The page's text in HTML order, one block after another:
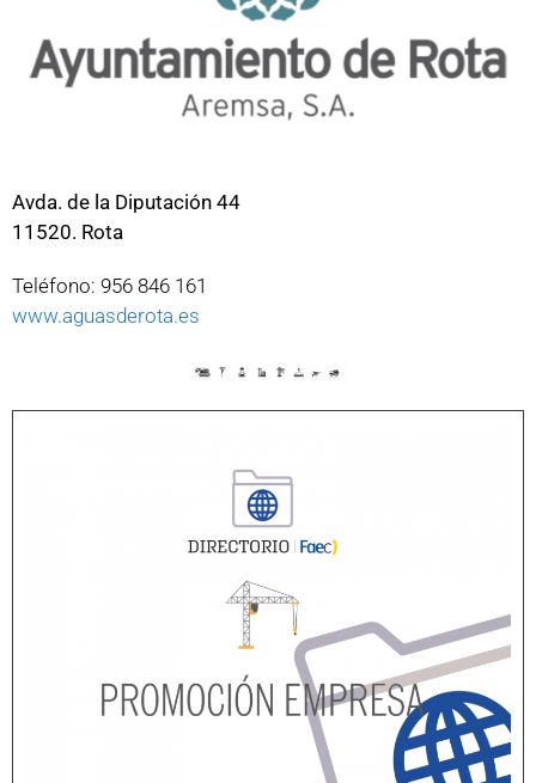
Avda. de la Diputación 44
11520. Rota
Teléfono: 956 846 161
www.aguasderota.es